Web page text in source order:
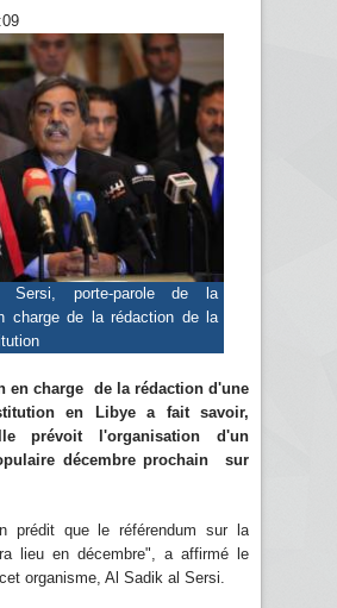
porte-parole de la
charge de la rédaction de la
en charge de la rédaction d'une
en Libye a fait savoir,
prévoit l'organisation d'un
décembre prochain sur
prédit que le référendum sur la
lieu en décembre", a affirmé le
organisme, Al Sadik al Sersi.